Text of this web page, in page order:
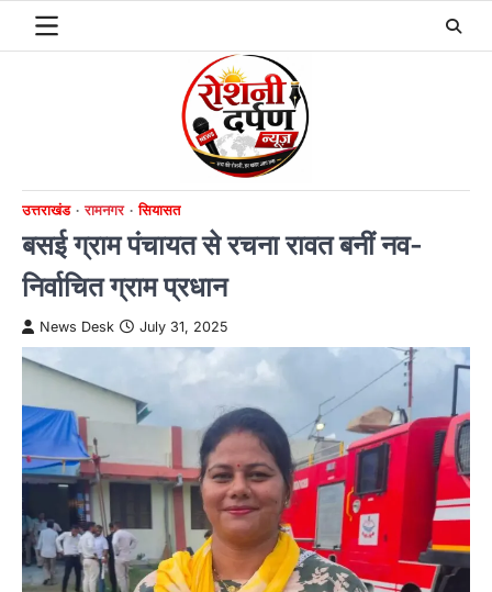
उत्तराखंड रामनगर सियासत
बसई ग्राम पंचायत से रचना रावत बनीं नव-
निर्वाचित ग्राम प्रधान
News Desk July 31, 2025